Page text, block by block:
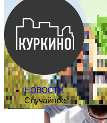
НОВОСТИ
Случайное